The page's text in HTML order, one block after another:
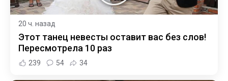
20 ч. назад
Этот танец невесты оставит вас без слов!
Пересмотрела 10 раз
239 54 34